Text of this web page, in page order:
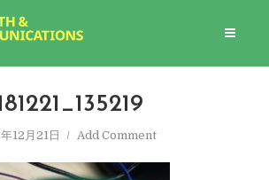
12月21日 Add Comment